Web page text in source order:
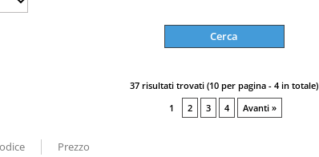
37 risultati trovati (10 per pagina - 4 in totale)
1
2 3 4 Avanti »